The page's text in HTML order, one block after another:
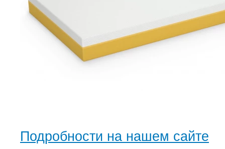
Подробности на нашем сайте